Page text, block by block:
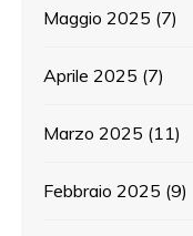
Maggio 2025 (7)
Aprile 2025 (7)
Marzo 2025 (11)
Febbraio 2025 (9)